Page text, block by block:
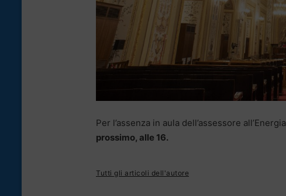
Per l’assenza in aula dell’assessore all’Energia
prossimo, alle 16.
Tutti gli articoli dell'autore